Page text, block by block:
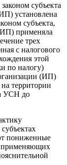
субъекта
установлена
субъекта,
применяла
трех
с налогового
этой
по налогу)
(ИП)
территории
УСН до
пониженные
применяющих